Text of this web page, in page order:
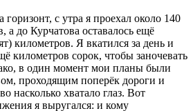
с утра я проехал около 140
а до Курчатова оставалось ещё
километров. Я вкатился за день и
километров сорок, чтобы заночевать
в один момент мои планы были
проходящим поперёк дороги и
насколько хватало глаз. Вот
я выругался: и кому